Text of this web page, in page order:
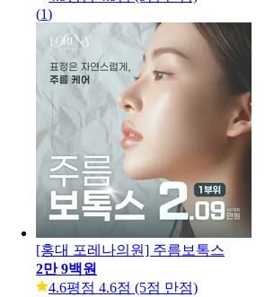
GOAT 보톡스 3종
할인 전 가격
1만 6천 5백원
%1만 8백 90원
4.6
평점 4.6점 (5점 만점)
)
주름보톡스 3부위
할인 전 가격
11만원
10%9만 9천원
4.5평점 4.5점 (5점 만점)
1)